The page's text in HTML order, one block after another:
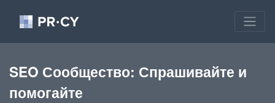
SEO Сообщество: Спрашивайте и
помогайте